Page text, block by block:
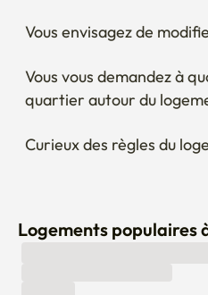
Vous envisagez de
Vous vous demandez à
quartier autour du
Curieux des règles du
Logements populaires